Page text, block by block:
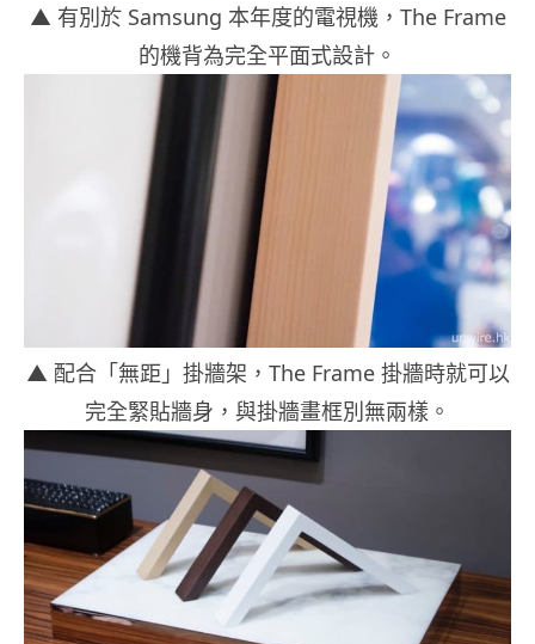
▲ 有別於 Samsung 本年度的電視機，The Frame
的機背為完全平面式設計。
▲ 配合「無距」掛牆架，The Frame 掛牆時就可以
完全緊貼牆身，與掛牆畫框別無兩樣。